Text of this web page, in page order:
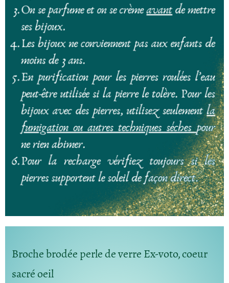
Broche brodée perle de verre Ex-voto, coeur
sacré oeil